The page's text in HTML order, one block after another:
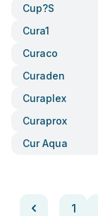
Cup?s
Cura1
Curaco
Curaden
Curaplex
Curaprox
Cur Aqua
1